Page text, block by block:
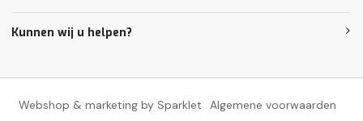
Kunnen wij u helpen?
Webshop & marketing by Sparklet Algemene voorwaarden